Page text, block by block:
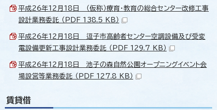
平成26年12月18日 （仮称）療育・教育の総合センター改修工事
設計業務委託 （PDF 138.5 KB）
平成26年12月18日 逗子市高齢者センター空調設備及び受変
電設備更新工事設計業務委託 （PDF 129.7 KB）
平成26年12月18日 池子の森自然公園オープニングイベント会
場設営等業務委託 （PDF 127.8 KB）
賃貸借